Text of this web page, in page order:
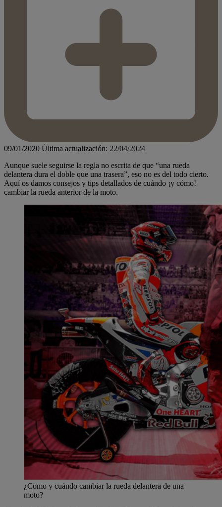
09/01/2020 Última actualización: 22/04/2024
Aunque suele seguirse la regla no escrita de que “una rueda
delantera dura el doble que una trasera”, eso no es del todo cierto.
Aquí os damos consejos y tips detallados de cuándo ¡y cómo!
cambiar la rueda anterior de la moto.
¿Cómo y cuándo cambiar la rueda delantera de una
moto?